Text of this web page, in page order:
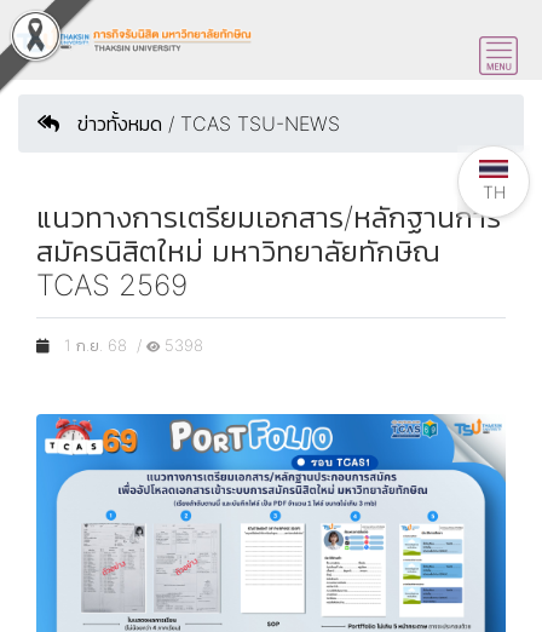
ข่าวทั้งหมด / TCAS TSU-NEWS
แนวทางการเตรียมเอกสาร/หลักฐานการ
สมัครนิสิตใหม่ มหาวิทยาลัยทักษิณ
TCAS 2569
1 ก.ย. 68 / 5398
TH